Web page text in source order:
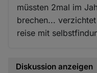
müssten 2mal im
brechen...
reise mit
Diskussion anzeigen